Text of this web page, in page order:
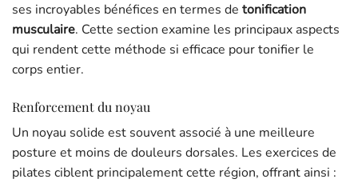
ses incroyables bénéfices en termes de tonification
musculaire. Cette section examine les principaux aspects
qui rendent cette méthode si efficace pour tonifier le
corps entier.
Renforcement du noyau
Un noyau solide est souvent associé à une meilleure
posture et moins de douleurs dorsales. Les exercices de
pilates ciblent principalement cette région, offrant ainsi :